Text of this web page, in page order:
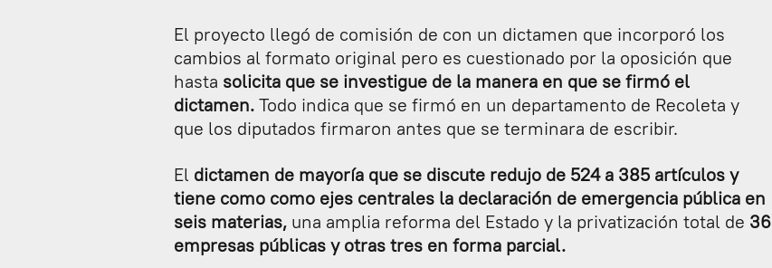
El proyecto llegó de comisión de con un dictamen que incorporó los
cambios al formato original pero es cuestionado por la oposición que
hasta solicita que se investigue de la manera en que se firmó el
dictamen. Todo indica que se firmó en un departamento de Recoleta y
que los diputados firmaron antes que se terminara de escribir.
El dictamen de mayoría que se discute redujo de 524 a 385 artículos y
tiene como como ejes centrales la declaración de emergencia pública en
seis materias, una amplia reforma del Estado y la privatización total de 36
empresas públicas y otras tres en forma parcial.